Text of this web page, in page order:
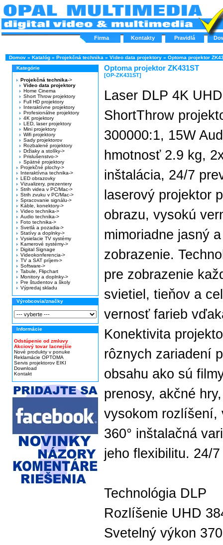
Firma Kontakty Pravidlá
Domov » Katalóg » Projekčná technika » Video data projektory » Optoma projektor
Kategórie
Projekčná technika->
Video data projektory
Home Cinema
Short Throw projektory
Full HD projektory
Interaktívne projektory
Profesionálne projektory
4K projektory
LED, laser projektory
Mini projektory
Wifi projektory
Sady projektorov
Rozbalené projektory
Držiaky a stolíky->
Prislušenstvo->
Spätné projektory
Projekčné plochy->
Interaktívna technika->
LED obrazovky
Vizualizery, prezentery
Strih videa v PC/Mac->
Strih zvuku v PC/Mac->
Spracovanie signálu->
Káble, konektory->
Video technika->
Audio technika->
Foto technika->
Svetlá a pozadia->
Statívy a doplnky->
Vysielacie TV systémy
Kamerové systémy->
Digital Signage
Videokonferencia->
TV a SAT príjem->
Software->
Tabule, Flipchart
Monitory a doplnky->
Pre študentov a školy
Výpredaj skladu
Výrobcovia/značky
Informácie
Odstúpenie od zmluvy
Akciový tovar lacnejšie
Nové produkty v ponuke
Reklamácie OPTOMA
Servis projektorov EIKI
Download
Kontakt
Optoma projektor ZK431ST
[OP-ZK431ST]
Laser DLP 4K
ShortThrow
300000:1, 15W
hmotnosť 2.9 kg,
inštalácia, 24/7
laserový projektor
obrazu, vysokú
mimoriadne jasný
zobrazenie.
pre zobrazenie
svietiel, tieňov a
vernosť farieb
Konektivita
rôznych zariadení
obsahu ako sú
prenosy, akčné
vysokom rozlíšení,
360° inštalačná
jeho flexibilitu. 24/
Technológia DLP
Rozlíšenie UHD
Svetelný výkon